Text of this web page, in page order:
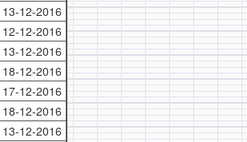
13-12-2016
12-12-2016
13-12-2016
18-12-2016
17-12-2016
18-12-2016
13-12-2016